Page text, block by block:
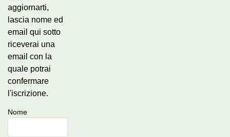
aggiornarti,
lascia nome ed
email qui sotto
riceverai una
email con la
quale potrai
confermare
l'iscrizione.
Nome